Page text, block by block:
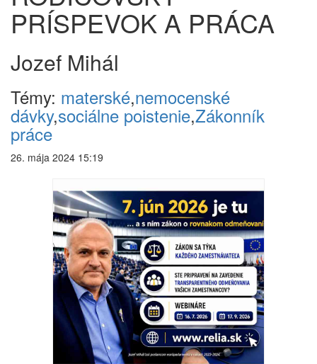
PRÍSPEVOK A PRÁCA
Jozef Mihál
Témy: materské,nemocenské
dávky,sociálne poistenie,Zákonník
práce
26. mája 2024 15:19